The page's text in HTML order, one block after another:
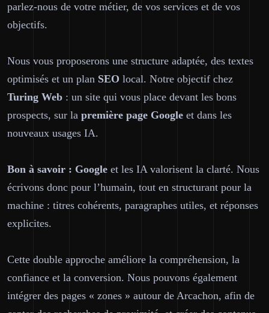
parlez-nous de votre métier, de vos services et de vos
objectifs.
Nous vous proposerons une structure adaptée, des textes
optimisés et un plan SEO local. Notre objectif chez
Turing Web : un site qui vous place devant les bons
prospects, sur la première page Google et dans les
nouveaux usages IA.
Bon à savoir : Google et les IA valorisent la clarté. Nous
écrivons donc pour l’humain, tout en structurant pour la
machine : titres cohérents, paragraphes utiles, et réponses
explicites.
Cette double approche améliore la compréhension, la
confiance et la conversion. Nous pouvons également
intégrer des pages « zones » autour de Arcachon, afin de